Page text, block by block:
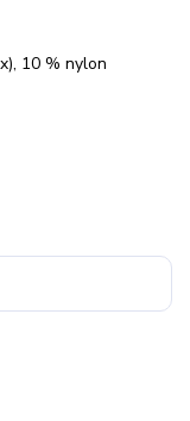
10 % nylon